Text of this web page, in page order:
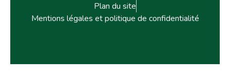
Plan du site
Mentions légales et politique de confidentialité